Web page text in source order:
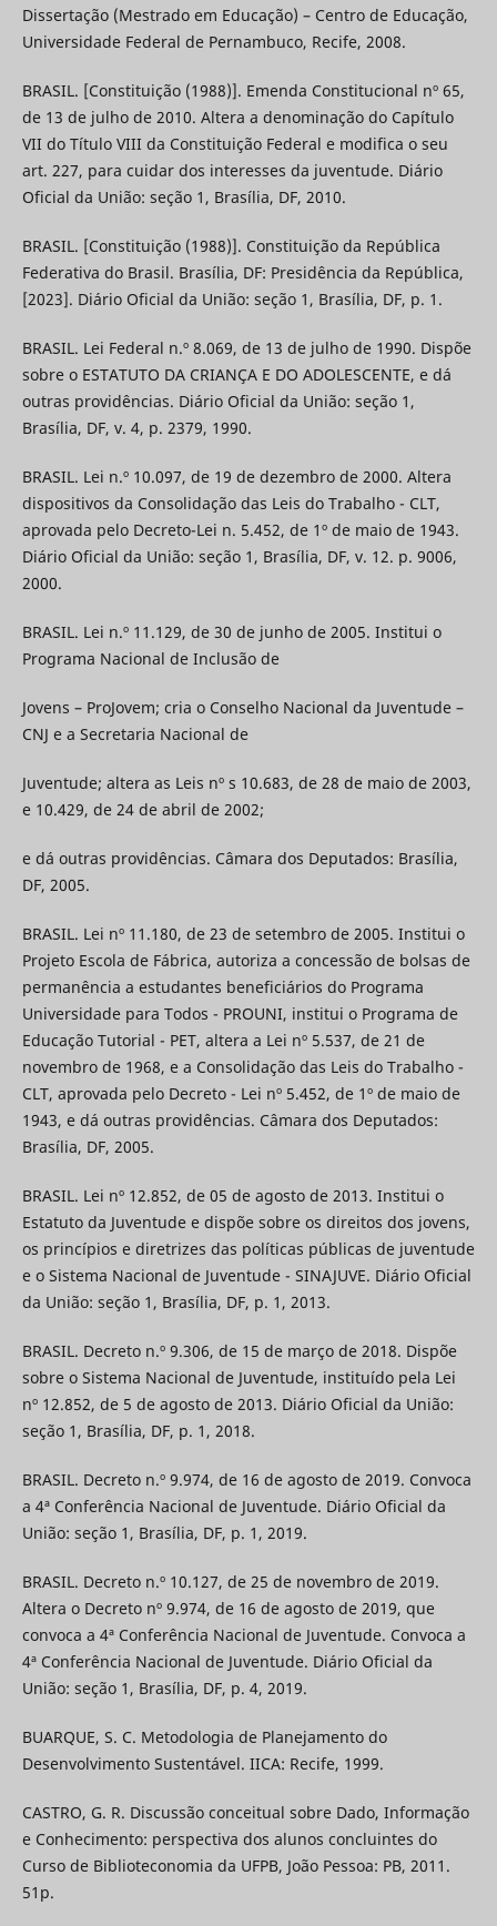
Dissertação (Mestrado em Educação) – Centro de Educação,
Universidade Federal de Pernambuco, Recife, 2008.
BRASIL. [Constituição (1988)]. Emenda Constitucional nº 65,
de 13 de julho de 2010. Altera a denominação do Capítulo
VII do Título VIII da Constituição Federal e modifica o seu
art. 227, para cuidar dos interesses da juventude. Diário
Oficial da União: seção 1, Brasília, DF, 2010.
BRASIL. [Constituição (1988)]. Constituição da República
Federativa do Brasil. Brasília, DF: Presidência da República,
[2023]. Diário Oficial da União: seção 1, Brasília, DF, p. 1.
BRASIL. Lei Federal n.º 8.069, de 13 de julho de 1990. Dispõe
sobre o ESTATUTO DA CRIANÇA E DO ADOLESCENTE, e dá
outras providências. Diário Oficial da União: seção 1,
Brasília, DF, v. 4, p. 2379, 1990.
BRASIL. Lei n.º 10.097, de 19 de dezembro de 2000. Altera
dispositivos da Consolidação das Leis do Trabalho - CLT,
aprovada pelo Decreto-Lei n. 5.452, de 1º de maio de 1943.
Diário Oficial da União: seção 1, Brasília, DF, v. 12. p. 9006,
2000.
BRASIL. Lei n.º 11.129, de 30 de junho de 2005. Institui o
Programa Nacional de Inclusão de
Jovens – ProJovem; cria o Conselho Nacional da Juventude –
CNJ e a Secretaria Nacional de
Juventude; altera as Leis nº s 10.683, de 28 de maio de 2003,
e 10.429, de 24 de abril de 2002;
e dá outras providências. Câmara dos Deputados: Brasília,
DF, 2005.
BRASIL. Lei nº 11.180, de 23 de setembro de 2005. Institui o
Projeto Escola de Fábrica, autoriza a concessão de bolsas de
permanência a estudantes beneficiários do Programa
Universidade para Todos - PROUNI, institui o Programa de
Educação Tutorial - PET, altera a Lei nº 5.537, de 21 de
novembro de 1968, e a Consolidação das Leis do Trabalho -
CLT, aprovada pelo Decreto - Lei nº 5.452, de 1º de maio de
1943, e dá outras providências. Câmara dos Deputados:
Brasília, DF, 2005.
BRASIL. Lei nº 12.852, de 05 de agosto de 2013. Institui o
Estatuto da Juventude e dispõe sobre os direitos dos jovens,
os princípios e diretrizes das políticas públicas de juventude
e o Sistema Nacional de Juventude - SINAJUVE. Diário Oficial
da União: seção 1, Brasília, DF, p. 1, 2013.
BRASIL. Decreto n.º 9.306, de 15 de março de 2018. Dispõe
sobre o Sistema Nacional de Juventude, instituído pela Lei
nº 12.852, de 5 de agosto de 2013. Diário Oficial da União:
seção 1, Brasília, DF, p. 1, 2018.
BRASIL. Decreto n.º 9.974, de 16 de agosto de 2019. Convoca
a 4ª Conferência Nacional de Juventude. Diário Oficial da
União: seção 1, Brasília, DF, p. 1, 2019.
BRASIL. Decreto n.º 10.127, de 25 de novembro de 2019.
Altera o Decreto nº 9.974, de 16 de agosto de 2019, que
convoca a 4ª Conferência Nacional de Juventude. Convoca a
4ª Conferência Nacional de Juventude. Diário Oficial da
União: seção 1, Brasília, DF, p. 4, 2019.
BUARQUE, S. C. Metodologia de Planejamento do
Desenvolvimento Sustentável. IICA: Recife, 1999.
CASTRO, G. R. Discussão conceitual sobre Dado, Informação
e Conhecimento: perspectiva dos alunos concluintes do
Curso de Biblioteconomia da UFPB, João Pessoa: PB, 2011.
51p.